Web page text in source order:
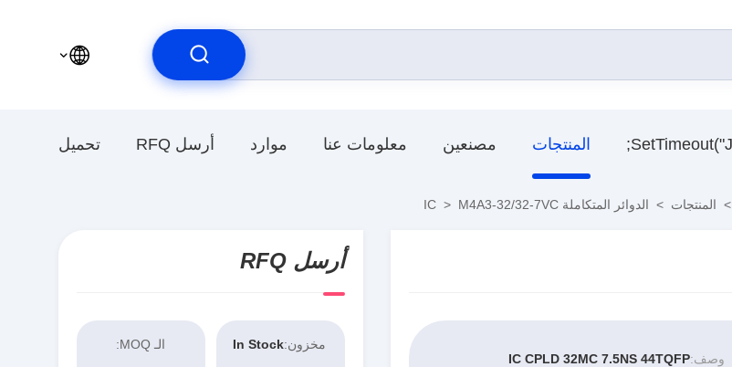
المنتجات مصنعين معلومات عنا موارد أرسل RFQ تحميل
> المنتجات > الدوائر المتكاملة IC > M4A3-32/32-7VC
وصف:IC CPLD 32MC 7.5NS 44TQFP
أرسل RFQ
مخزون:In Stock الـ MOQ: